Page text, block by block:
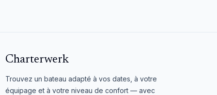
Charterwerk
Trouvez un bateau adapté à vos dates, à votre
équipage et à votre niveau de confort — avec